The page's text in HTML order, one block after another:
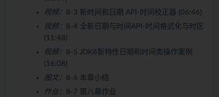
视频： 8-3 新时间和日期 API-时间校正器 (06:46)
视频： 8-4 全新日期与时间API-时间格式化与时区
(11:48)
视频： 8-5 JDK8新特性日期和时间类操作案例
(16:08)
图文： 8-6 本章小结
作业： 8-7 第八章作业